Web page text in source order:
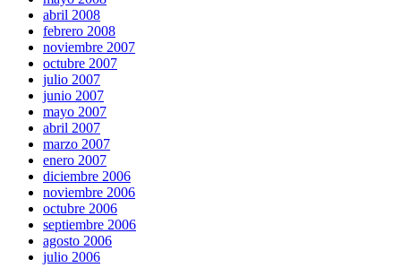
abril 2008
febrero 2008
noviembre 2007
octubre 2007
julio 2007
junio 2007
mayo 2007
abril 2007
marzo 2007
enero 2007
diciembre 2006
noviembre 2006
octubre 2006
septiembre 2006
agosto 2006
julio 2006